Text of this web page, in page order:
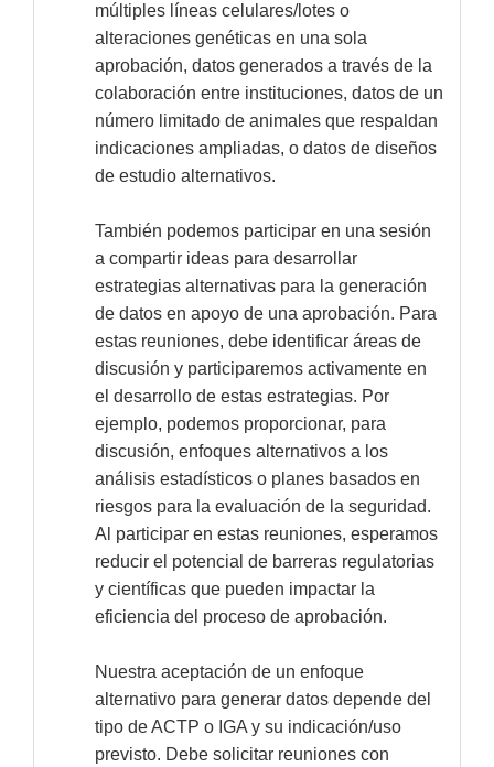
múltiples líneas celulares/lotes o
alteraciones genéticas en una sola
aprobación, datos generados a través de la
colaboración entre instituciones, datos de un
número limitado de animales que respaldan
indicaciones ampliadas, o datos de diseños
de estudio alternativos.
También podemos participar en una sesión
a compartir ideas para desarrollar
estrategias alternativas para la generación
de datos en apoyo de una aprobación. Para
estas reuniones, debe identificar áreas de
discusión y participaremos activamente en
el desarrollo de estas estrategias. Por
ejemplo, podemos proporcionar, para
discusión, enfoques alternativos a los
análisis estadísticos o planes basados en
riesgos para la evaluación de la seguridad.
Al participar en estas reuniones, esperamos
reducir el potencial de barreras regulatorias
y científicas que pueden impactar la
eficiencia del proceso de aprobación.
Nuestra aceptación de un enfoque
alternativo para generar datos depende del
tipo de ACTP o IGA y su indicación/uso
previsto. Debe solicitar reuniones con